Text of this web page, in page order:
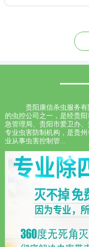
贵阳康信杀虫服务有
的虫控公司之一，是经贵
急管理局、贵阳市爱卫办
专业虫害防制机构，是贵
业从事虫害控制管...